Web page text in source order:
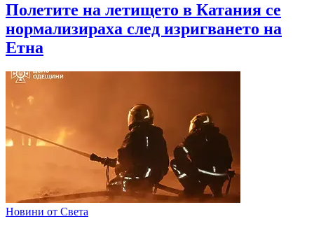
Полетите на летището в Катания се
нормализираха след изригването на
Етна
Новини от Света